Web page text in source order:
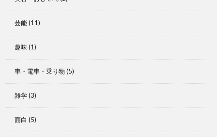
芸能(11)
趣味(1)
車・電車・乗り物 (5)
雑学(3)
面白 (5)